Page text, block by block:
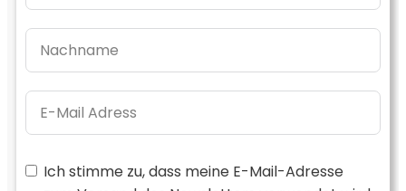
Ich stimme zu, dass meine E-Mail-Adresse